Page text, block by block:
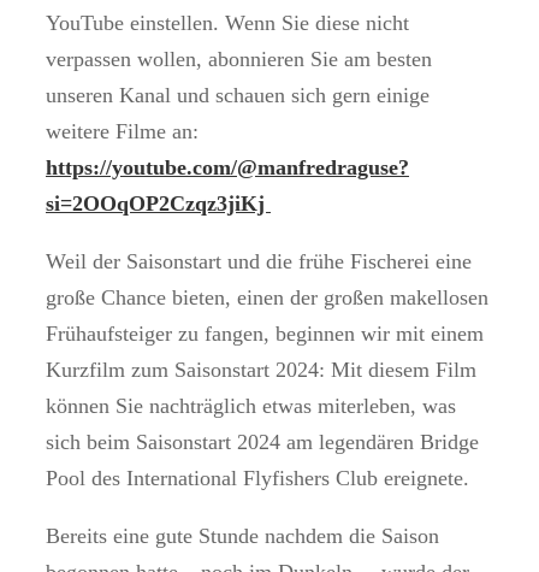
YouTube einstellen. Wenn Sie diese nicht
verpassen wollen, abonnieren Sie am besten
unseren Kanal und schauen sich gern einige
weitere Filme an:
https://youtube.com/@manfredraguse?
si=2OOqOP2Czqz3jiKj
Weil der Saisonstart und die frühe Fischerei eine
große Chance bieten, einen der großen makellosen
Frühaufsteiger zu fangen, beginnen wir mit einem
Kurzfilm zum Saisonstart 2024: Mit diesem Film
können Sie nachträglich etwas miterleben, was
sich beim Saisonstart 2024 am legendären Bridge
Pool des International Flyfishers Club ereignete.
Bereits eine gute Stunde nachdem die Saison